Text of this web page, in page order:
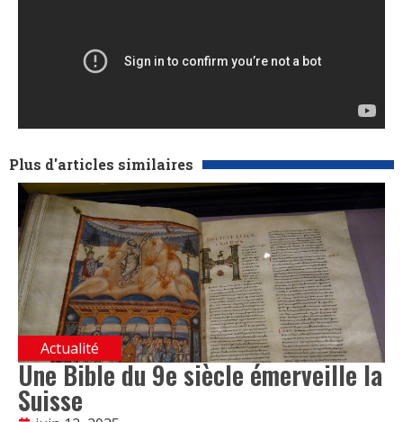
Plus d'articles similaires
Actualité
Une Bible du 9e siècle émerveille la
Suisse